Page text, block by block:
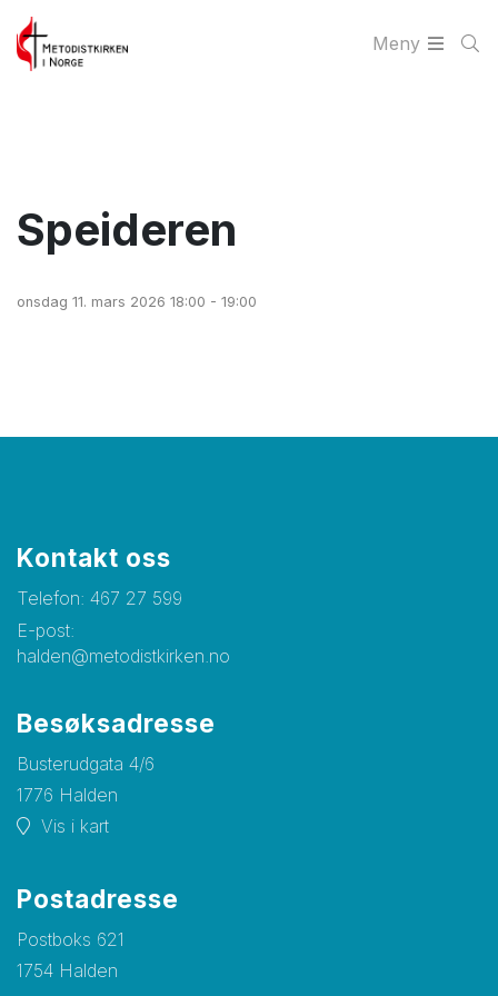
Meny
Speideren
onsdag 11. mars 2026 18:00 - 19:00
Kontakt oss
Telefon: 467 27 599
E-post:
halden@metodistkirken.no
Besøksadresse
Busterudgata 4/6
1776 Halden
Vis i kart
Postadresse
Postboks 621
1754 Halden